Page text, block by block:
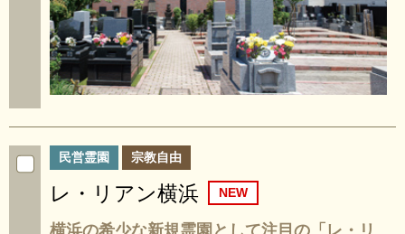
民営霊園 宗教自由
レ・リアン横浜
横浜の希少な新規霊園として注目の「レ・リ